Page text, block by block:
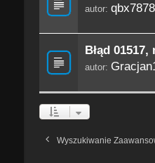
autor:
Błąd
autor:
Wyszukiwanie